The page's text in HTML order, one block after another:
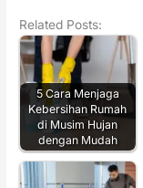
Related Posts:
5 Cara Menjaga
Kebersihan Rumah
di Musim Hujan
dengan Mudah